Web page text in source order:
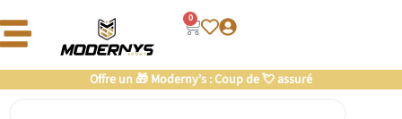
au
0
Panier
Offre un 🎁 Moderny’s : Coup de 💘 assuré